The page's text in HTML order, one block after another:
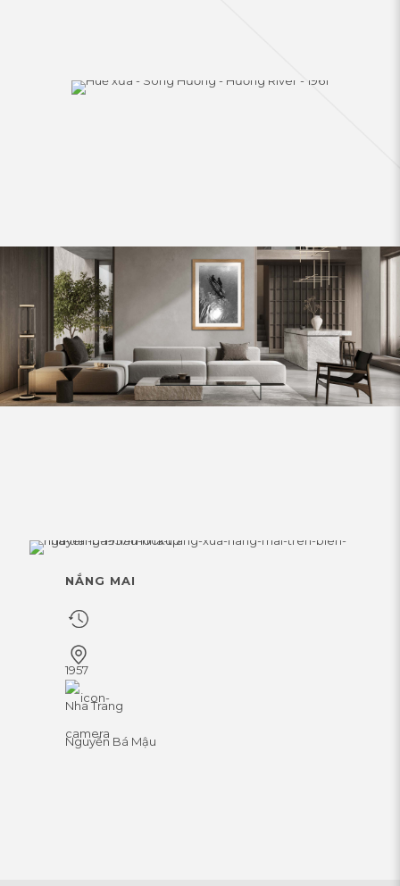
NẮNG MAI
1957
Nha Trang
Nguyễn Bá Mậu